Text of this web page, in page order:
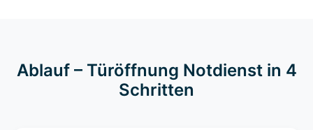
Ablauf – Türöffnung Notdienst in 4
Schritten